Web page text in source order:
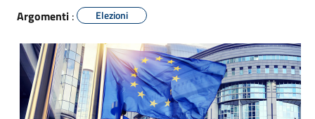
Argomenti : Elezioni